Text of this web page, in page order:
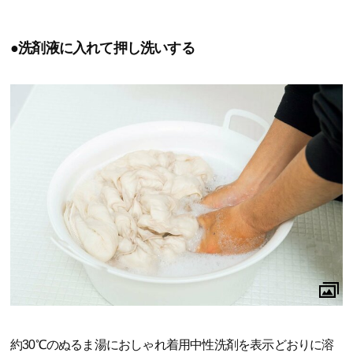
●洗剤液に入れて押し洗いする
約30℃のぬるま湯におしゃれ着用中性洗剤を表示どおりに溶